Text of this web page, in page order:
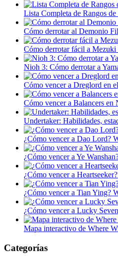
Lista Completa de Rangos
Cómo derrotar al Demonio
Cómo derrotar fácil a
Nioh 3: Cómo derrotar a
Cómo vencer a Dreglord en
Cómo vencer a Balancers
Undertaker: Habilidades,
¿Cómo vencer a Dao Lord?
¿Cómo vencer a Ye
¿Cómo vencer a
¿Cómo vencer a Tian Ying?
¿Cómo vencer a Lucky
Mapa interactivo de Where
Categorías